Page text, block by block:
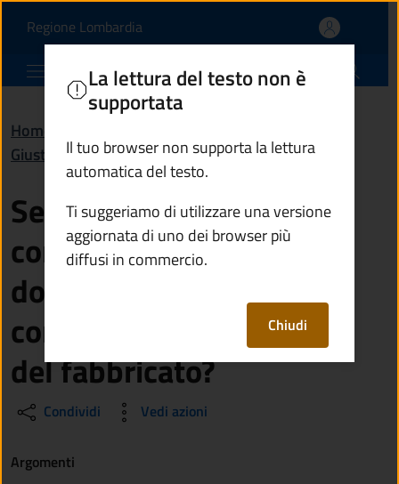
Se ho registrato il
Regione Lombardia(apre in un'altra scheda).
Comune di Esine
Home
Giustizia e sicurezza pubblica
Se ho registrato il
contratto di locazione
dovrò comunque
comunicare la cessione
del fabbricato?
Condividi Vedi azioni
La lettura del testo non è
supportata
Il tuo browser non supporta la lettura
automatica del testo.
Ti suggeriamo di utilizzare una versione
aggiornata di uno dei browser più
diffusi in commercio.
Chiudi
Argomenti